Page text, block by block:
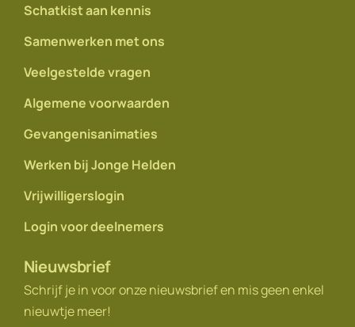
Schatkist aan kennis
Samenwerken met ons
Veelgestelde vragen
Algemene voorwaarden
Gevangenisanimaties
Werken bij Jonge Helden
Vrijwilligerslogin
Login voor deelnemers
Nieuwsbrief
Schrijf je in voor onze nieuwsbrief en mis geen enkel
nieuwtje meer!